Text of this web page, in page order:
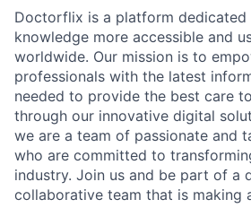
Doctorflix is a platform dedicated
knowledge more accessible and
worldwide. Our mission is to
professionals with the latest
needed to provide the best care
through our innovative digital
we are a team of passionate and
who are committed to
industry. Join us and be part of a
collaborative team that is making